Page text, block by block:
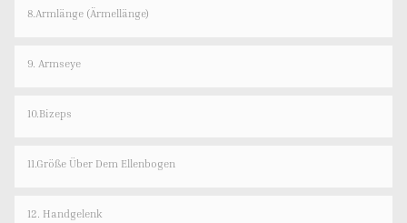
8.Armlänge (Ärmellänge)
9. Armseye
10.Bizeps
11.Größe Über Dem Ellenbogen
12. Handgelenk